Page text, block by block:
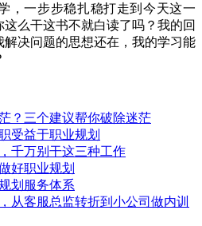
，一步步稳扎稳打走到今天这一
么干这书不就白读了吗？我的回
决问题的思想还在，我的学习能
？三个建议帮你破除迷茫
受益于职业规划
千万别干这三种工作
好职业规划
划服务体系
从客服总监转折到小公司做内训